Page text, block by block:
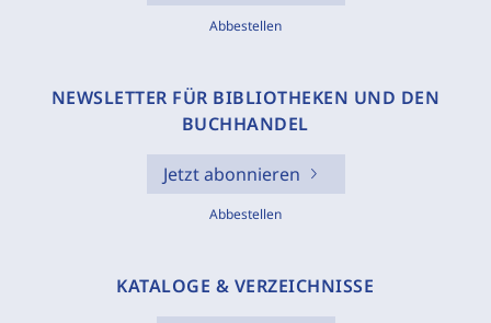
Abbestellen
NEWSLETTER FÜR BIBLIOTHEKEN UND DEN
BUCHHANDEL
Jetzt abonnieren
Abbestellen
KATALOGE & VERZEICHNISSE